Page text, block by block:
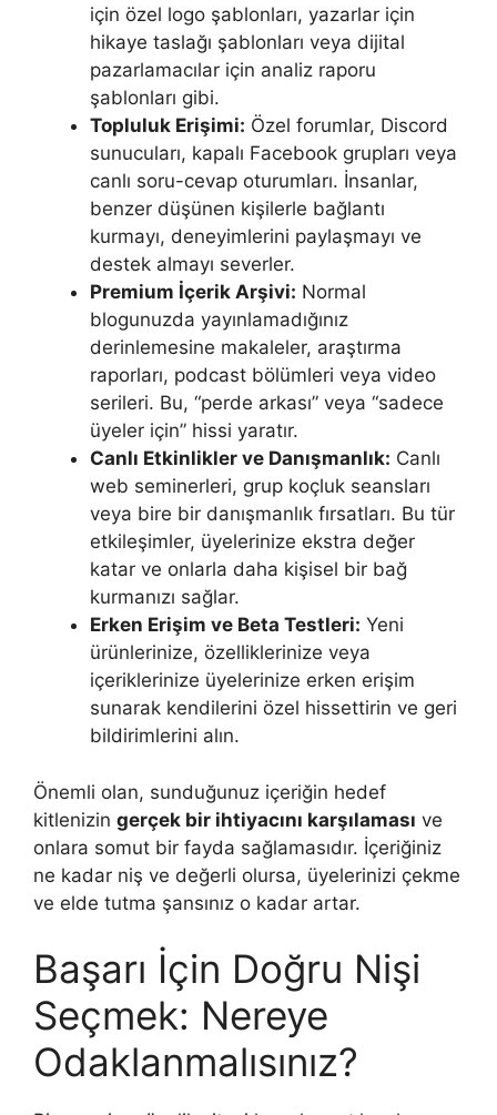
için özel logo şablonları, yazarlar için
hikaye taslağı şablonları veya dijital
pazarlamacılar için analiz raporu
şablonları gibi.
Topluluk Erişimi: Özel forumlar, Discord
sunucuları, kapalı Facebook grupları veya
canlı soru-cevap oturumları. İnsanlar,
benzer düşünen kişilerle bağlantı
kurmayı, deneyimlerini paylaşmayı ve
destek almayı severler.
Premium İçerik Arşivi: Normal
blogunuzda yayınlamadığınız
derinlemesine makaleler, araştırma
raporları, podcast bölümleri veya video
serileri. Bu, “perde arkası” veya “sadece
üyeler için” hissi yaratır.
Canlı Etkinlikler ve Danışmanlık: Canlı
web seminerleri, grup koçluk seansları
veya bire bir danışmanlık fırsatları. Bu tür
etkileşimler, üyelerinize ekstra değer
katar ve onlarla daha kişisel bir bağ
kurmanızı sağlar.
Erken Erişim ve Beta Testleri: Yeni
ürünlerinize, özelliklerinize veya
içeriklerinize üyelerinize erken erişim
sunarak kendilerini özel hissettirin ve geri
bildirimlerini alın.
Önemli olan, sunduğunuz içeriğin hedef
kitlenizin gerçek bir ihtiyacını karşılaması ve
onlara somut bir fayda sağlamasıdır. İçeriğiniz
ne kadar niş ve değerli olursa, üyelerinizi çekme
ve elde tutma şansınız o kadar artar.
Başarı İçin Doğru Nişi
Seçmek: Nereye
Odaklanmalısınız?